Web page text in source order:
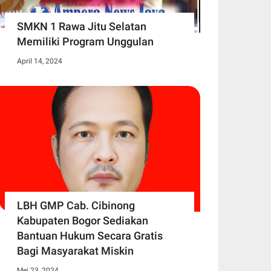
SMKN 1 Rawa Jitu Selatan
Memiliki Program Unggulan
April 14, 2024
LBH GMP Cab. Cibinong
Kabupaten Bogor Sediakan
Bantuan Hukum Secara Gratis
Bagi Masyarakat Miskin